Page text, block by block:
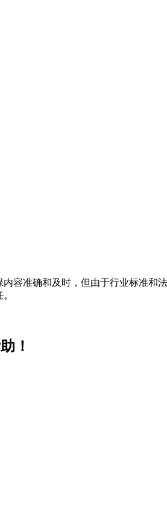
容准确和及时，但由于行业标准
！